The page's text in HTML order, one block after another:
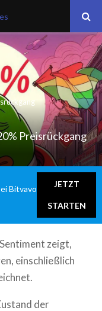
Preisrückgang
Bitvavo
JETZT
STARTEN
zeigt,
einschließlich
der